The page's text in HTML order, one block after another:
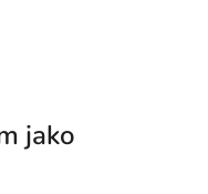
jako